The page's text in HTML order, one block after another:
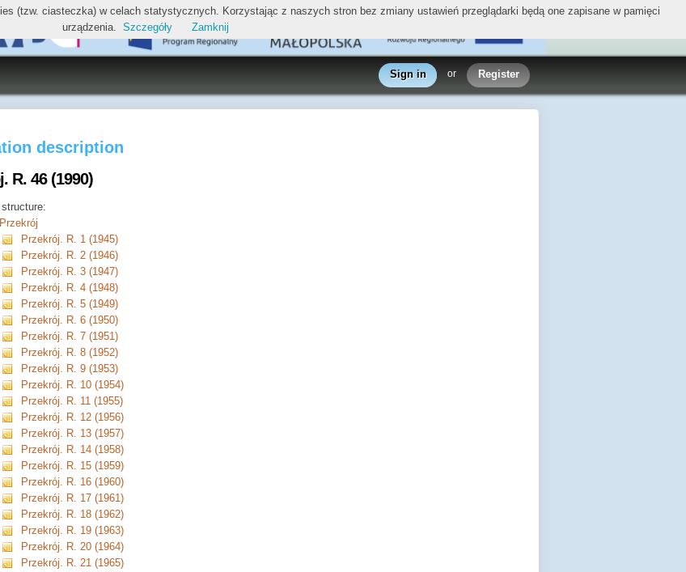
Sign in or Register
description
R. 46 (1990)
Przekrój
Przekrój. R. 1 (1945)
Przekrój. R. 2 (1946)
Przekrój. R. 3 (1947)
Przekrój. R. 4 (1948)
Przekrój. R. 5 (1949)
Przekrój. R. 6 (1950)
Przekrój. R. 7 (1951)
Przekrój. R. 8 (1952)
Przekrój. R. 9 (1953)
Przekrój. R. 10 (1954)
Przekrój. R. 11 (1955)
Przekrój. R. 12 (1956)
Przekrój. R. 13 (1957)
Przekrój. R. 14 (1958)
Przekrój. R. 15 (1959)
Przekrój. R. 16 (1960)
Przekrój. R. 17 (1961)
Przekrój. R. 18 (1962)
Przekrój. R. 19 (1963)
Przekrój. R. 20 (1964)
Przekrój. R. 21 (1965)
(tzw. ciasteczka) w celach statystycznych. Korzystając z naszych stron bez zmiany ustawień przeglądarki będą one zapisane w pamięci
urządzenia. Szczegóły Zamknij